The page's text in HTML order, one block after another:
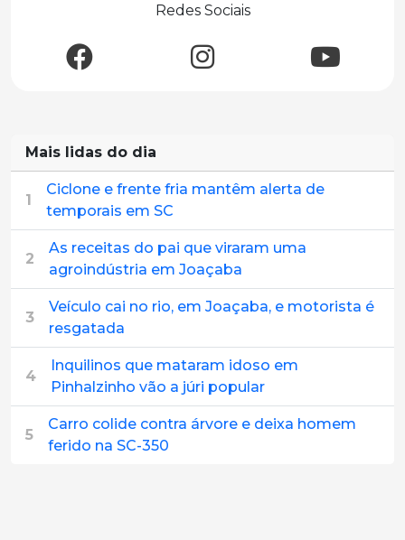
Redes Sociais
Mais lidas do dia
1
Ciclone e frente fria mantêm alerta de
temporais em SC
2
As receitas do pai que viraram uma
agroindústria em Joaçaba
3
Veículo cai no rio, em Joaçaba, e motorista é
resgatada
4
Inquilinos que mataram idoso em
Pinhalzinho vão a júri popular
5
Carro colide contra árvore e deixa homem
ferido na SC-350